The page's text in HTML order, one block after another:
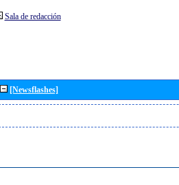
Sala de redacción
[Newsflashes]